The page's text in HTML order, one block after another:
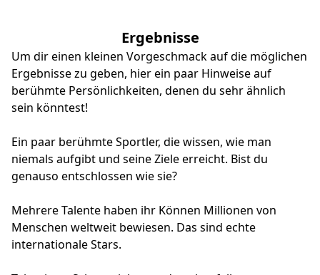
Ergebnisse
Um dir einen kleinen Vorgeschmack auf die möglichen
Ergebnisse zu geben, hier ein paar Hinweise auf
berühmte Persönlichkeiten, denen du sehr ähnlich
sein könntest!
Ein paar berühmte Sportler, die wissen, wie man
niemals aufgibt und seine Ziele erreicht. Bist du
genauso entschlossen wie sie?
Mehrere Talente haben ihr Können Millionen von
Menschen weltweit bewiesen. Das sind echte
internationale Stars.